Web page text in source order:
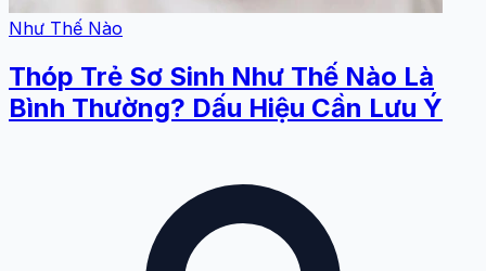
Như Thế Nào
Thóp Trẻ Sơ Sinh Như Thế Nào Là
Bình Thường? Dấu Hiệu Cần Lưu Ý